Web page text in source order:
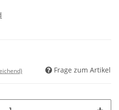
Frage zum Artikel